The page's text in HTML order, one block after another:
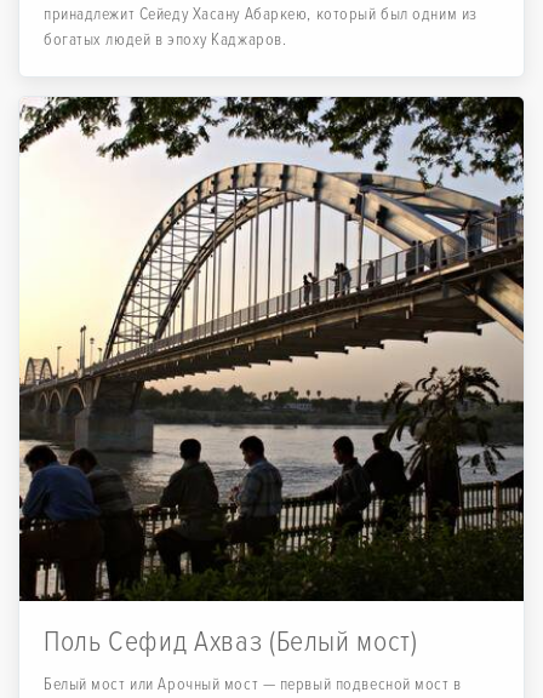
принадлежит Сейеду Хасану Абаркею, который был одним из
богатых людей в эпоху Каджаров.
Поль Сефид Ахваз (Белый мост)
Белый мост или Арочный мост — первый подвесной мост в